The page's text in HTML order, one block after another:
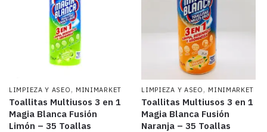
LIMPIEZA Y ASEO , MINIMARKET
Toallitas Multiusos 3 en 1
Magia Blanca Fusión
Limón – 35 Toallas
LIMPIEZA Y ASEO , MINIMARKET
Toallitas Multiusos 3 en 1
Magia Blanca Fusión
Naranja – 35 Toallas